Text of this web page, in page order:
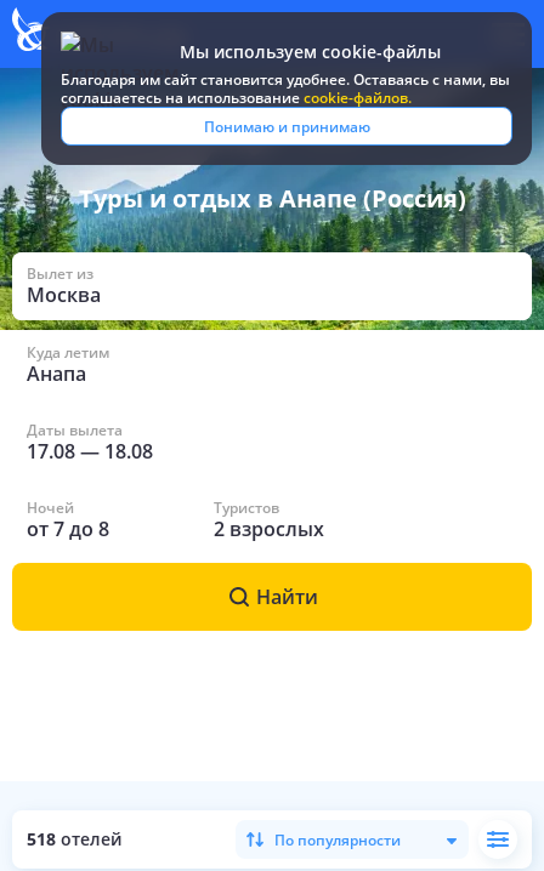
Мы используем cookie-файлы
Благодаря им сайт становится удобнее. Оставаясь c нами, вы
соглашаетесь на использованиеcookie-файлов.
Понимаю и принимаю
Все туры и путевки / Россия / в Анапе
Туры и отдых в Анапе (Россия)
Вылет из
Москва
Куда летим
Анапа
Даты вылета
17.08— 18.08
Ночей
от7до 8
Туристов
2 взрослых
Найти
518 отелей По популярности